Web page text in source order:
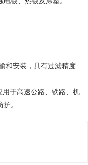
和安装，具有过滤精度
于高速公路、铁路、机
。